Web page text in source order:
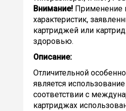
Внимание! Применение
характеристик,
картриджей или
здоровью.
Описание:
Отличительной
является
соответствии с
картриджах